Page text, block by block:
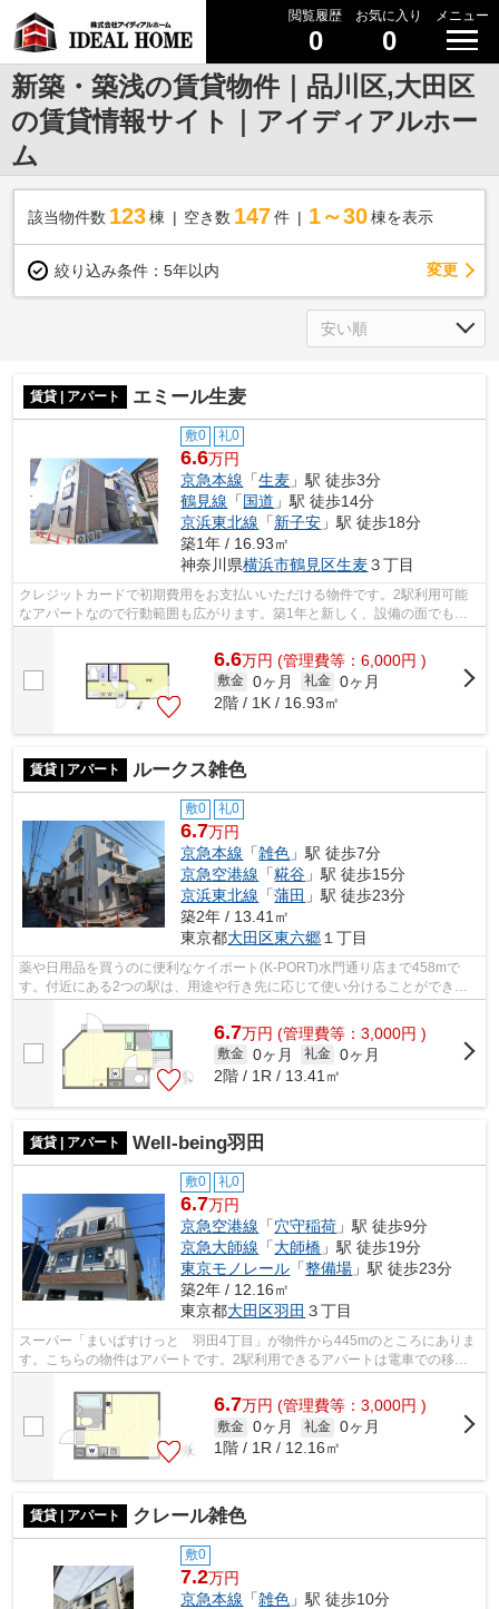
閲覧履歴
0
お気に入り
0
メニュー
新築・築浅の賃貸物件｜品川区,大田区
の賃貸情報サイト｜アイディアルホー
ム
該当物件数 123棟 空き数 147 件 1～30 棟を表示
絞り込み条件： 5年以内 変更
賃貸 | アパート エミール生麦
敷0 礼0
6.6万円
京急本線 「生麦 」駅 徒歩3分
鶴見線 「国道 」駅 徒歩14分
京浜東北線 「新子安 」駅 徒歩18分
築1年 / 16.93㎡
神奈川県横浜市鶴見区生麦３丁目
クレジットカードで初期費用をお支払いいただける物件です。2駅利用可能
なアパートなので行動範囲も広がります。築1年と新しく、設備の面でも充
6.6万円 (管理費等：6,000円 )
敷金 0ヶ月 礼金 0ヶ月
2階 / 1K / 16.93㎡
賃貸 | アパート ルークス雑色
敷0 礼0
6.7万円
京急本線 「雑色 」駅 徒歩7分
京急空港線 「糀谷 」駅 徒歩15分
京浜東北線 「蒲田 」駅 徒歩23分
築2年 / 13.41㎡
東京都大田区東六郷 １丁目
薬や日用品を買うのに便利なケイポート(K-PORT)水門通り店まで458mで
す。付近にある2つの駅は、用途や行き先に応じて使い分けることができま
6.7万円 (管理費等：3,000円 )
敷金 0ヶ月 礼金 0ヶ月
2階 / 1R / 13.41㎡
賃貸 | アパート Well-being羽田
敷0 礼0
6.7万円
京急空港線 「穴守稲荷 」駅 徒歩9分
京急大師線 「大師橋 」駅 徒歩19分
東京モノレール 「整備場 」駅 徒歩23分
築2年 / 12.16㎡
東京都大田区羽田 ３丁目
スーパー「まいばすけっと 羽田4丁目」が物件から445mのところにありま
す。こちらの物件はアパートです。2駅利用できるアパートは電車での移動
が便利です。アクセスの良い徒歩9分の物...
6.7万円 (管理費等：3,000円 )
敷金 0ヶ月 礼金 0ヶ月
1階 / 1R / 12.16㎡
賃貸 | アパート クレール雑色
敷0
7.2万円
京急本線 「雑色 」駅 徒歩10分